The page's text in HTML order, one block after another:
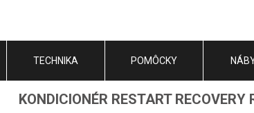
TECHNIKA POMÔCKY
KONDICIONÉR RESTART RECOVERY